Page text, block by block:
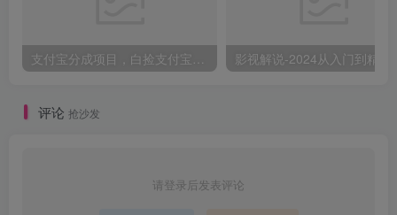
支付宝分成项目，白捡支付宝分成计划，日入300+
评论 抢沙发
请登录后发表评论